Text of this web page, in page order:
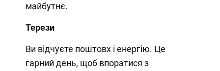
майбутнє.
Терези
Ви відчуєте поштовх і енергію. Це
гарний день, щоб впоратися з